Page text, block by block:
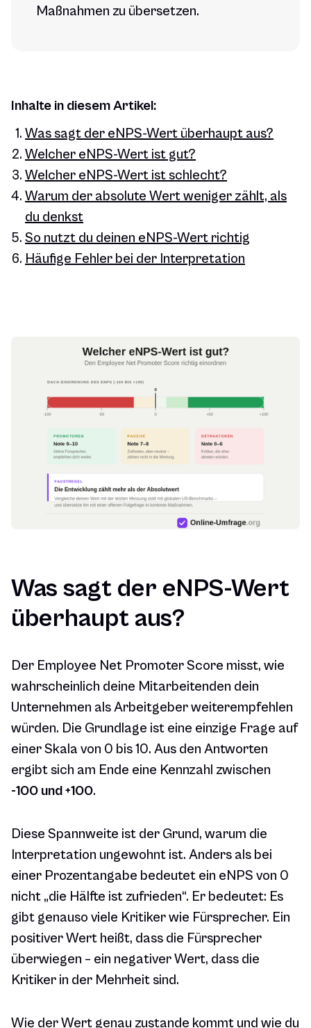
Maßnahmen zu übersetzen.
Inhalte in diesem Artikel:
Was sagt der eNPS-Wert überhaupt aus?
Welcher eNPS-Wert ist gut?
Welcher eNPS-Wert ist schlecht?
Warum der absolute Wert weniger zählt, als
du denkst
So nutzt du deinen eNPS-Wert richtig
Häufige Fehler bei der Interpretation
Was sagt der eNPS-Wert
überhaupt aus?
Der Employee Net Promoter Score misst, wie
wahrscheinlich deine Mitarbeitenden dein
Unternehmen als Arbeitgeber weiterempfehlen
würden. Die Grundlage ist eine einzige Frage auf
einer Skala von 0 bis 10. Aus den Antworten
ergibt sich am Ende eine Kennzahl zwischen
-100 und +100.
Diese Spannweite ist der Grund, warum die
Interpretation ungewohnt ist. Anders als bei
einer Prozentangabe bedeutet ein eNPS von 0
nicht „die Hälfte ist zufrieden“. Er bedeutet: Es
gibt genauso viele Kritiker wie Fürsprecher. Ein
positiver Wert heißt, dass die Fürsprecher
überwiegen – ein negativer Wert, dass die
Kritiker in der Mehrheit sind.
Wie der Wert genau zustande kommt und wie du